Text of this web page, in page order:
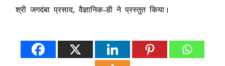
श्री जगदंबा प्रसाद, वैज्ञानिक-डी ने प्रस्तुत किया।